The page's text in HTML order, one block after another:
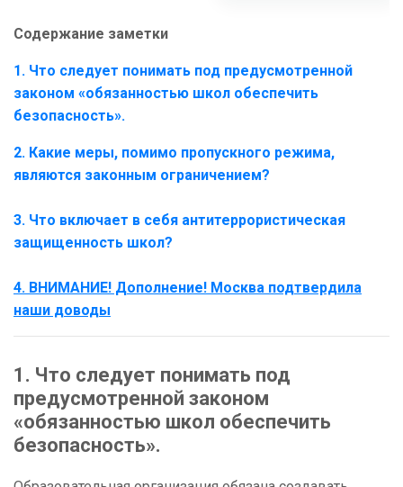
Содержание заметки
1. Что следует понимать под предусмотренной
законом «обязанностью школ обеспечить
безопасность».
2. Какие меры, помимо пропускного режима,
являются законным ограничением?
3. Что включает в себя антитеррористическая
защищенность школ?
4. ВНИМАНИЕ! Дополнение! Москва подтвердила
наши доводы
1. Что следует понимать под
предусмотренной законом
«обязанностью школ обеспечить
безопасность».